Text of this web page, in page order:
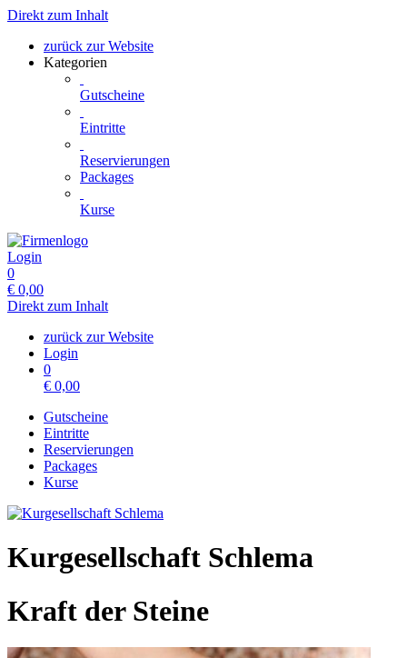
Direkt zum Inhalt
zurück zur Website
Kategorien
Gutscheine
Eintritte
Reservierungen
Packages
Kurse
Login
0
€ 0,00
Direkt zum Inhalt
zurück zur Website
Login
0
€ 0,00
Gutscheine
Eintritte
Reservierungen
Packages
Kurse
Kurgesellschaft Schlema
Kraft der Steine